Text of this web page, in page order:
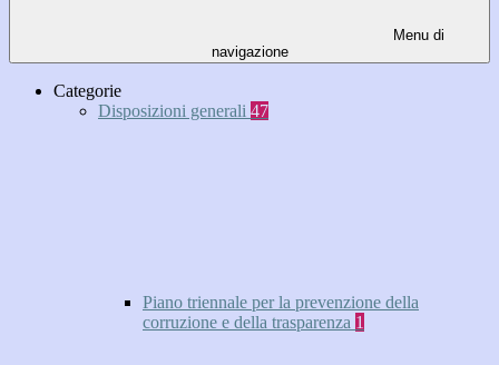
Menu di
navigazione
Categorie
Disposizioni generali 47
Piano triennale per la prevenzione della
corruzione e della trasparenza 1